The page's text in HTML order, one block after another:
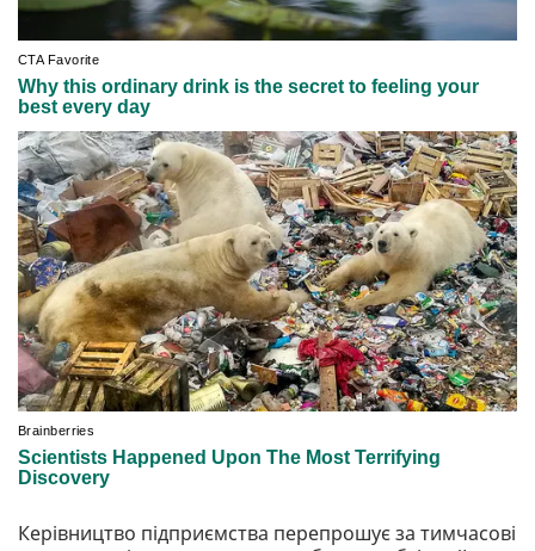
Керівництво підприємства перепрошує за тимчасові